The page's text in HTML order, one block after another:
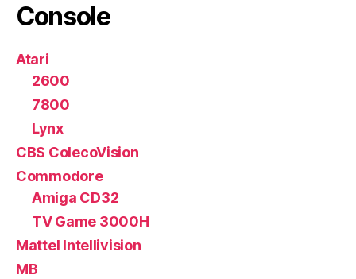
Console
Atari
2600
7800
Lynx
CBS ColecoVision
Commodore
Amiga CD32
TV Game 3000H
Mattel Intellivision
MB